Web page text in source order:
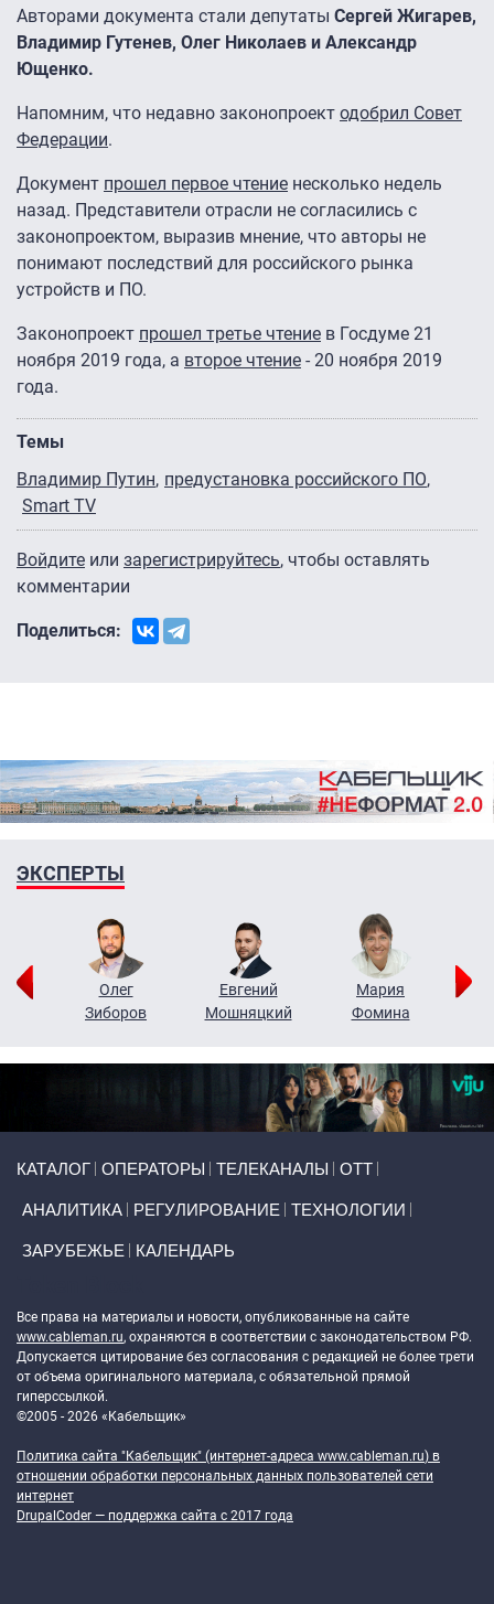
Авторами документа стали депутаты Сергей Жигарев,
Владимир Гутенев, Олег Николаев и Александр
Ющенко.
Напомним, что недавно законопроект одобрил Совет
Федерации.
Документ прошел первое чтение несколько недель
назад. Представители отрасли не согласились с
законопроектом, выразив мнение, что авторы не
понимают последствий для российского рынка
устройств и ПО.
Законопроект прошел третье чтение в Госдуме 21
ноября 2019 года, а второе чтение - 20 ноября 2019
года.
Темы
Владимир Путин предустановка российского ПО
Smart TV
Войдите или зарегистрируйтесь, чтобы оставлять
комментарии
Поделиться:
ЭКСПЕРТЫ
Олег
Зиборов
Евгений
Мошняцкий
Мария
Фомина
КАТАЛОГ ОПЕРАТОРЫ ТЕЛЕКАНАЛЫ ОТТ
АНАЛИТИКА РЕГУЛИРОВАНИЕ ТЕХНОЛОГИИ
ЗАРУБЕЖЬЕ КАЛЕНДАРЬ
Все права на материалы и новости, опубликованные на сайте
www.cableman.ru, охраняются в соответствии с законодательством РФ.
Допускается цитирование без согласования с редакцией не более трети
от объема оригинального материала, с обязательной прямой
гиперссылкой.
©2005 - 2026 «Кабельщик»
Политика сайта "Кабельщик" (интернет-адреса www.cableman.ru) в
отношении обработки персональных данных пользователей сети
интернет
DrupalCoder — поддержка сайта c 2017 года